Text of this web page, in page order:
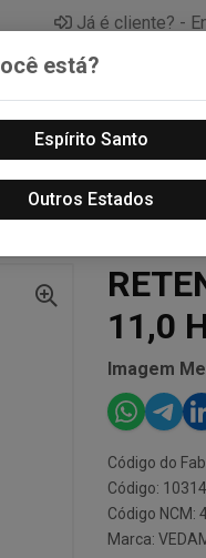
Já é cliente? -
LUBRIFICANTES PARA
11,0
Imagem
Código do
Código: 10314
Código NCM:
Marca:
está?
Espírito Santo
Outros Estados